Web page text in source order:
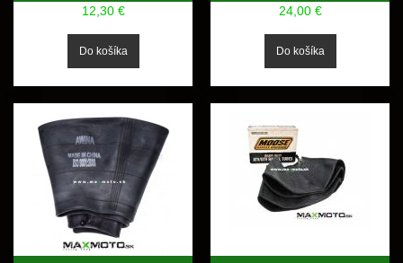
12,30 € 24,00 €